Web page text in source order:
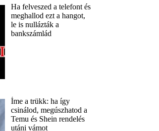
Ha felveszed a telefont és
meghallod ezt a hangot,
le is nullázták a
bankszámlád
Íme a trükk: ha így
csinálod, megúszhatod a
Temu és Shein rendelés
utáni vámot